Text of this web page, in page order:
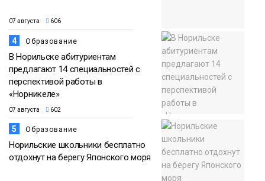
07 августа 606
4 Образование
В Норильске абитуриентам
предлагают 14 специальностей с
перспективой работы в
«Норникеле»
07 августа 602
5 Образование
Норильские школьники бесплатно
отдохнут на берегу Японского моря